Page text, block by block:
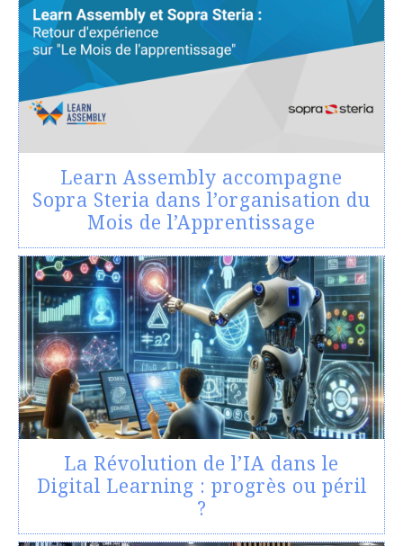
Learn Assembly accompagne
Sopra Steria dans l’organisation du
Mois de l’Apprentissage
La Révolution de l’IA dans le
Digital Learning : progrès ou péril
?